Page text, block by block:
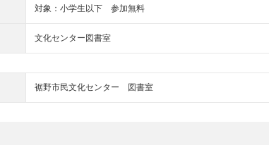
対象：小学生以下 参加無料
文化センター図書室
裾野市民文化センター 図書室